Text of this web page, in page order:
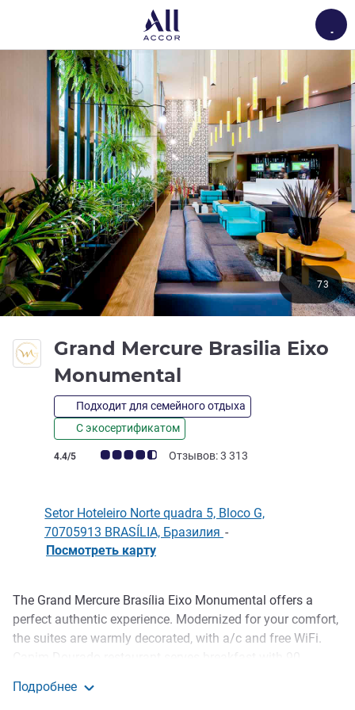
Grand Mercure Brasilia Eixo
Monumental
Подходит для семейного отдыха
С экосертификатом
Примечание: отзывы клиентов (Рейтинг ALL)
4.4/5 Отзывов: 3 313
73
Setor Hoteleiro Norte quadra 5, Bloco G,
70705913 BRASÍLIA, Бразилия -
Посмотреть карту
Описание
The Grand Mercure Brasília Eixo Monumental offers a
perfect authentic experience. Modernized for your comfort,
the suites are warmly decorated, with a/c and free WiFi.
vegetarian dishes and drinks bar. Extensive events
Подробнее